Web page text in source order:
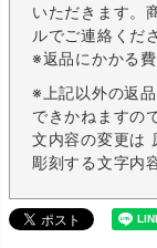
いただきます。
ルでご連絡くだ
※返品にかかる
※上記以外の返
できかねますの
文内容の変更は
彫刻する文字内